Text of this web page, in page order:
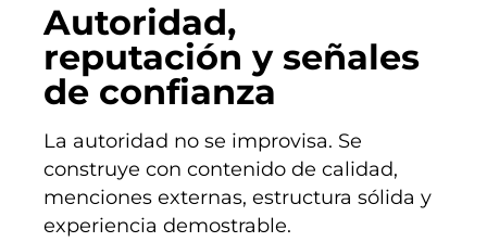
Autoridad,
reputación y señales
de confianza
La autoridad no se improvisa. Se
construye con contenido de calidad,
menciones externas, estructura sólida y
experiencia demostrable.